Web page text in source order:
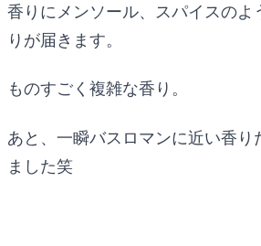
香りにメンソール、スパイスのよ
りが届きます。
ものすごく複雑な香り。
あと、一瞬バスロマンに近い香り
ました笑